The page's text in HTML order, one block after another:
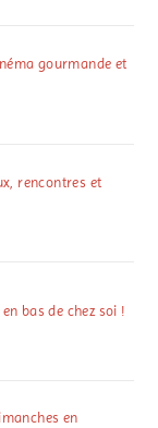
gourmande et
rencontres et
bas de chez soi !
en